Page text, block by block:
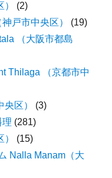
(2)
戸市中央区）
(19)
（大阪市都島
Thilaga （京都市中
区）
(3)
理 (281)
(15)
Nalla Manam（大